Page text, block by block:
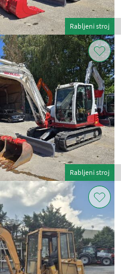
Rabljeni stroj
Rabljeni stroj